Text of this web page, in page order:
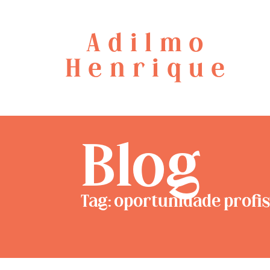
Adilmo
Henrique
Blog
Tag: oportunidade